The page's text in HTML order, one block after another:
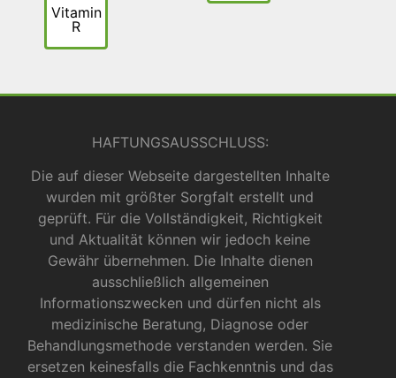
Vitamin
R
HAFTUNGSAUSSCHLUSS:
Die auf dieser Webseite dargestellten Inhalte
wurden mit größter Sorgfalt erstellt und
geprüft. Für die Vollständigkeit, Richtigkeit
und Aktualität können wir jedoch keine
Gewähr übernehmen. Die Inhalte dienen
ausschließlich allgemeinen
Informationszwecken und dürfen nicht als
medizinische Beratung, Diagnose oder
Behandlungsmethode verstanden werden. Sie
ersetzen keinesfalls die Fachkenntnis und das